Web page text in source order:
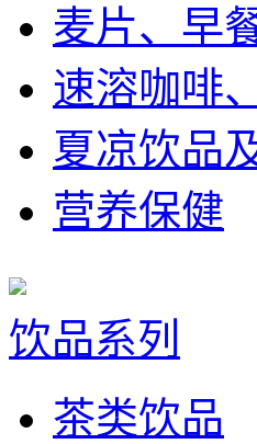
麦片、早
速溶咖啡
夏凉饮品
营养保健
饮品系列
茶类饮品